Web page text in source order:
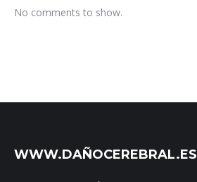
No comments to show.
WWW.DAÑOCEREBRAL.ES